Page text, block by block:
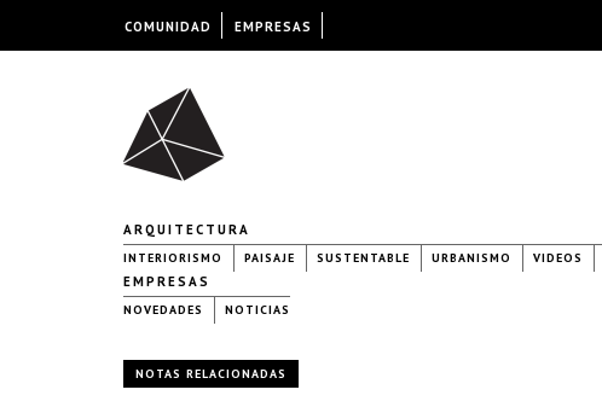
ARQUITECTURA
INTERIORISMO PAISAJE SUSTENTABLE URBANISMO VIDEOS
EMPRESAS
NOVEDADES NOTICIAS
NOTAS RELACIONADAS
COMUNIDAD EMPRESAS